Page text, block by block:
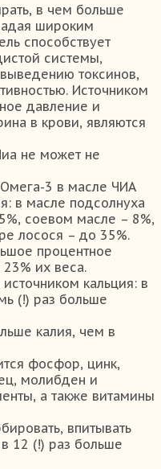
в чем больше
широким
способствует
системы,
токсинов,
Источником
давление и
в крови, являются
не может не
3 в масле ЧИА
в масле подсолнуха
соевом масле – 8%,
лосося – до 35%.
процентное
их веса.
кальция: в
(!) раз больше
калия, чем в
фосфор, цинк,
молибден и
а также витамины
впитывать
12 (!) раз больше